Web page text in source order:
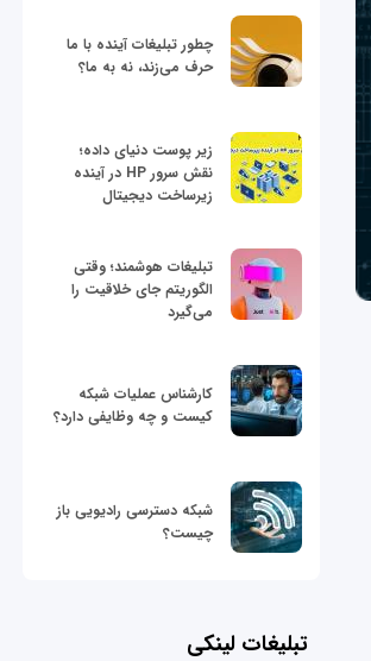
چطور تبلیغات آینده با ما
حرف می‌زند، نه به ما؟
زیر پوست دنیای داده؛
نقش سرور HP در آینده
زیرساخت دیجیتال
تبلیغات هوشمند؛ وقتی
الگوریتم جای خلاقیت را
می‌گیرد
کارشناس عملیات شبکه
کیست و چه وظایفی دارد؟
شبکه دسترسی رادیویی باز
چیست؟
تبلیغات لینکی